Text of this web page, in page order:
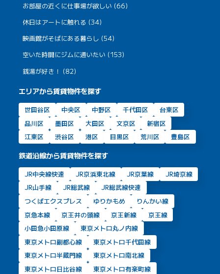
お部屋の近くに仕事場が欲しい (66)
休日はアートに触れる (34)
映画館がそばにある暮らし (54)
空いた時間にジムに通いたい (153)
銭湯が好き！ (82)
エリアから賃貸物件を探す
世田谷区 中央区 中野区 千代田区
台東区
品川区
墨田区 大田区 文京区
新宿区
江東区
渋谷区 港区 目黒区 荒川区 豊島区
鉄道沿線から賃貸物件を探す
JR中央線快速 JR京浜東北線 JR京葉線
JR埼京線
JR山手線
JR総武線
JR総武線快速
つくばエクスプレス
ゆりかもめ
りんかい線
京急本線
京王井の頭線 京王新線
京王線
小田急小田原線
東京メトロ丸ノ内線
東京メトロ副都心線
東京メトロ千代田線
東京メトロ半蔵門線
東京メトロ南北線
東京メトロ日比谷線
東京メトロ有楽町線